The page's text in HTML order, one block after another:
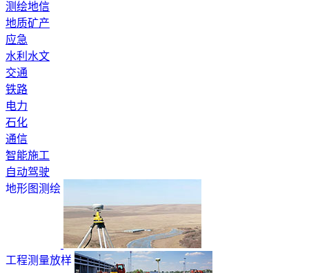
测绘地信
地质矿产
应急
水利水文
交通
铁路
电力
石化
通信
智能施工
自动驾驶
地形图测绘
工程测量放样